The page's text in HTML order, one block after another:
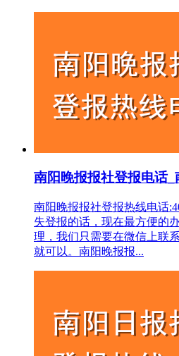
南阳晚报报社登报电话
南阳晚报报社登报热线电话
失登报的话，现在最方便的
理，我们只需要在微信上联
就可以。南阳晚报报...